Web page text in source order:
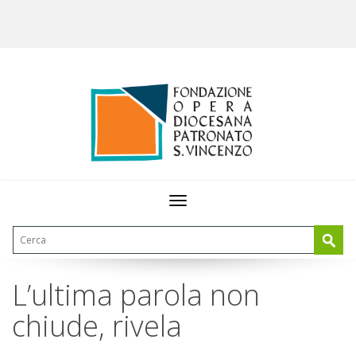
Toggle
L’ultima parola non
chiude, rivela